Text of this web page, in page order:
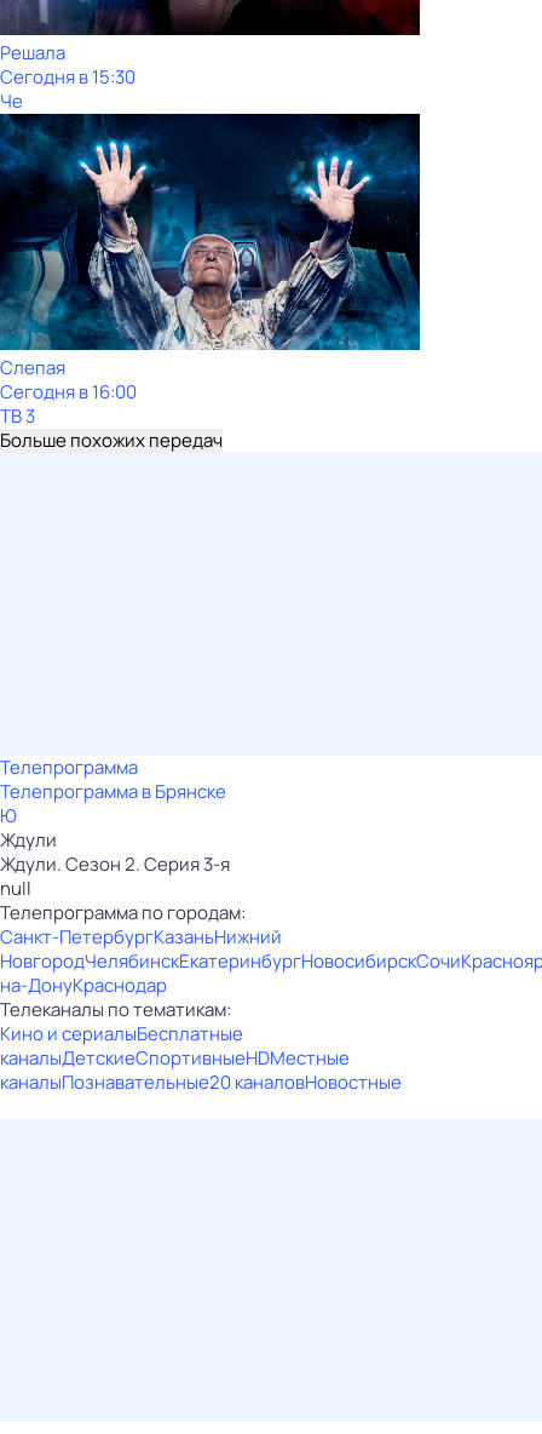
Решала
Сегодня в 15:30
Че
Слепая
Сегодня в 16:00
ТВ 3
Больше похожих передач
Телепрограмма
Телепрограмма в Брянске
Ю
Ждули
Ждули. Сезон 2. Серия 3-я
null
Телепрограмма по городам:
Санкт-ПетербургКазаньНижний
НовгородЧелябинскЕкатеринбургНовосибирскСочи
на-ДонуКраснодар
Телеканалы по тематикам:
Кино и сериалыБесплатные
каналыДетскиеСпортивныеHDМестные
каналыПознавательные20 каналовНовостные